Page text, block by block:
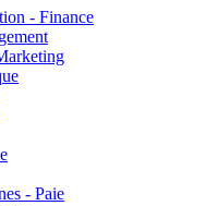
- Finance
- Paie